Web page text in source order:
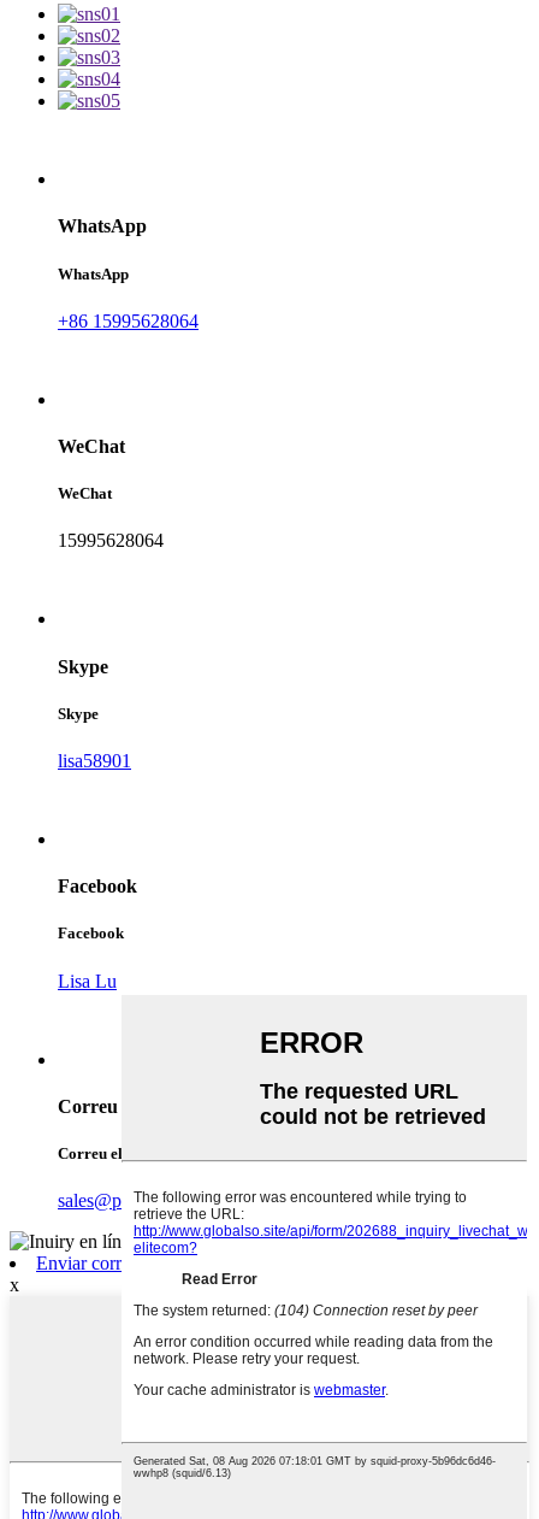
WhatsApp
WhatsApp
+86 15995628064
WeChat
WeChat
15995628064
Skype
Skype
lisa58901
Facebook
Facebook
Lisa Lu
Correu electrònic
Correu electrònic
sales@pinelite.com
Enviar correu electrònic
x